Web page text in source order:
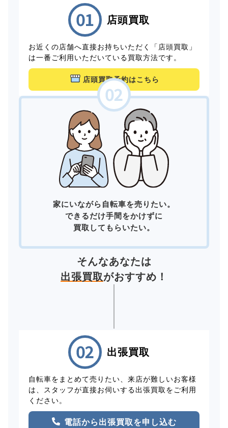
店頭買取
お近くの店舗へ直接お持ちいただく「店頭買取」
は一番ご利用いただいている買取方法です。
店頭買取予約はこちら
家にいながら自転車を売りたい。
できるだけ手間をかけずに
買取してもらいたい。
そんなあなたは
出張買取がおすすめ！
出張買取
自転車をまとめて売りたい、来店が難しいお客様
は、スタッフが直接お伺いする出張買取をご利用
ください。
電話から出張買取を申し込む